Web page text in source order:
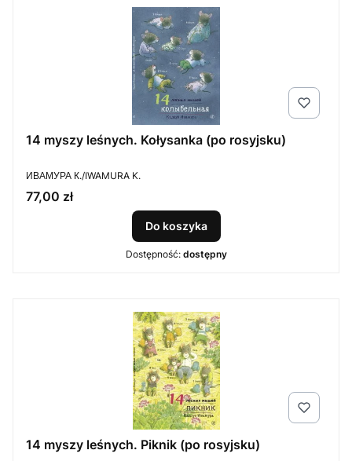
14 myszy leśnych. Kołysanka (po rosyjsku)
PRODUCENT
ИВАМУРА К./IWAMURA K.
Cena
77,00 zł
Do koszyka
Dostępność: dostępny
14 myszy leśnych. Piknik (po rosyjsku)